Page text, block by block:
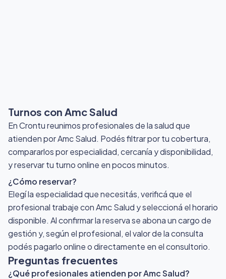
Turnos con Amc Salud
En Crontu reunimos profesionales de la salud que
atienden por Amc Salud. Podés filtrar por tu cobertura,
compararlos por especialidad, cercanía y disponibilidad,
y reservar tu turno online en pocos minutos.
¿Cómo reservar?
Elegí la especialidad que necesitás, verificá que el
profesional trabaje con Amc Salud y seleccioná el horario
disponible. Al confirmar la reserva se abona un cargo de
gestión y, según el profesional, el valor de la consulta
podés pagarlo online o directamente en el consultorio.
Preguntas frecuentes
¿Qué profesionales atienden por Amc Salud?